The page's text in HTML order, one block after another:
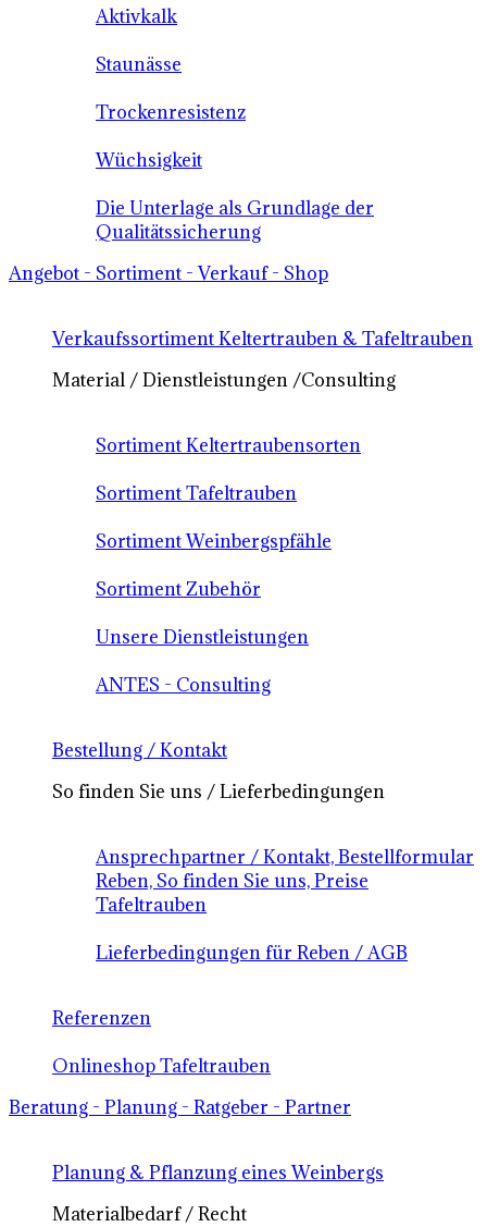
Aktivkalk
Staunässe
Trockenresistenz
Wüchsigkeit
Die Unterlage als Grundlage der
Qualitätssicherung
Angebot - Sortiment - Verkauf - Shop
Verkaufssortiment Keltertrauben & Tafeltrauben
Material / Dienstleistungen /Consulting
Sortiment Keltertraubensorten
Sortiment Tafeltrauben
Sortiment Weinbergspfähle
Sortiment Zubehör
Unsere Dienstleistungen
ANTES - Consulting
Bestellung / Kontakt
So finden Sie uns / Lieferbedingungen
Ansprechpartner / Kontakt, Bestellformular
Reben, So finden Sie uns, Preise
Tafeltrauben
Lieferbedingungen für Reben / AGB
Referenzen
Onlineshop Tafeltrauben
Beratung - Planung - Ratgeber - Partner
Planung & Pflanzung eines Weinbergs
Materialbedarf / Recht